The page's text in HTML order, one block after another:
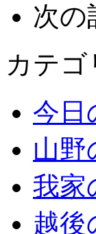
次の
カテゴ
今日
山野
我家
越